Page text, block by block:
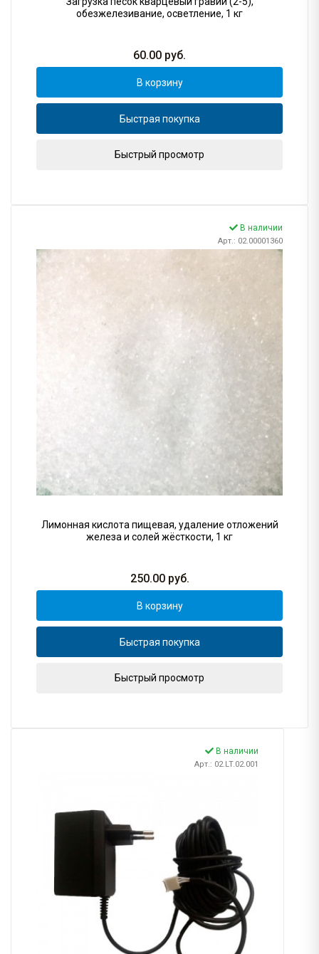
обезжелезивание, осветление, 1 кг
60.00 руб.
В корзину
Быстрая покупка
Быстрый просмотр
В наличии
Арт.: 02.00001360
Лимонная кислота пищевая, удаление отложений
железа и солей жёсткости, 1 кг
250.00руб.
В корзину
Быстрая покупка
Быстрый просмотр
В наличии
Арт.: 02.LT.02.001